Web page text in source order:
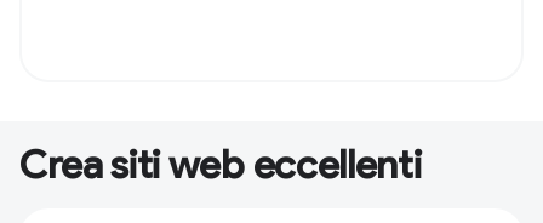
Crea siti web eccellenti